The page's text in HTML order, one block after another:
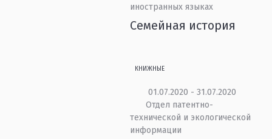
иностранных языках
Семейная история
КНИЖНЫЕ
01.07.2020 - 31.07.2020
Отдел патентно-
технической и экологической
информации